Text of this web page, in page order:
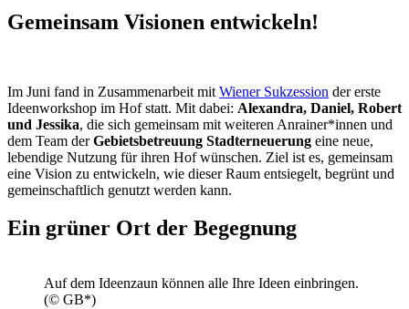
Gemeinsam Visionen entwickeln!
Im Juni fand in Zusammenarbeit mit Wiener Sukzession der erste
Ideenworkshop im Hof statt. Mit dabei: Alexandra, Daniel, Robert
und Jessika, die sich gemeinsam mit weiteren Anrainer*innen und
dem Team derGebietsbetreuung Stadterneuerung eine neue,
lebendige Nutzung für ihren Hof wünschen. Ziel ist es, gemeinsam
eine Vision zu entwickeln, wie dieser Raum entsiegelt, begrünt und
gemeinschaftlich genutzt werden kann.
Ein grüner Ort der Begegnung
Auf dem Ideenzaun können alle Ihre Ideen einbringen.
(© GB*)